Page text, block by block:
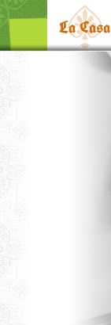
La Casa